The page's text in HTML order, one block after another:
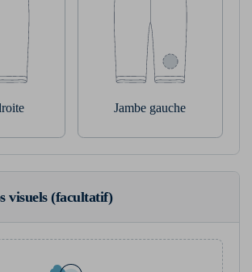
Jambe gauche
visuels (facultatif)